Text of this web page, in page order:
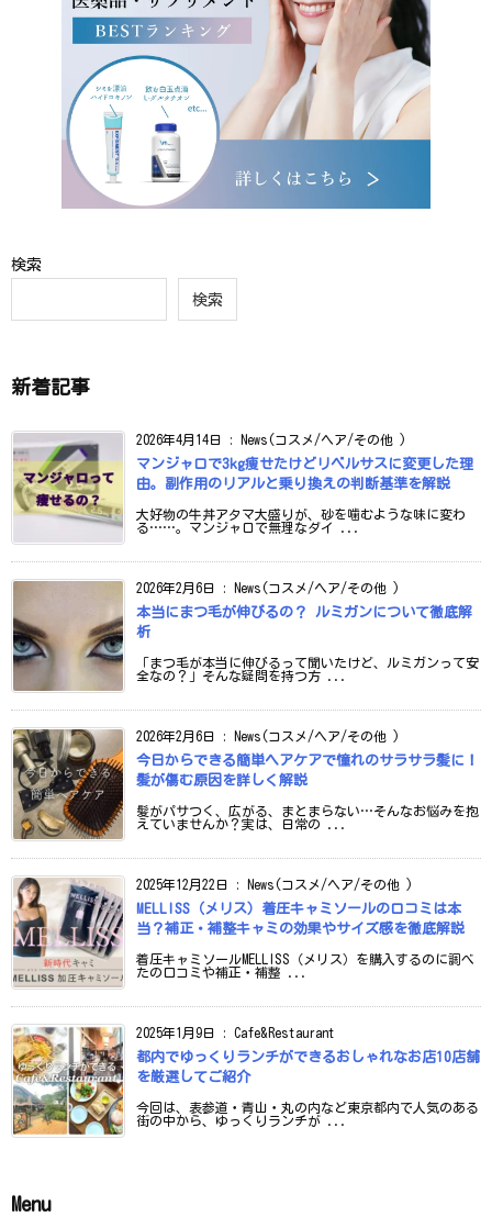
検索
検索
新着記事
2026年4月14日 : News(コスメ/ヘア/その他 )
マンジャロで3kg痩せたけどリベルサスに変更した理
由。副作用のリアルと乗り換えの判断基準を解説
大好物の牛丼アタマ大盛りが、砂を噛むような味に変わ
る……。マンジャロで無理なダイ ...
2026年2月6日 : News(コスメ/ヘア/その他 )
本当にまつ毛が伸びるの？ ルミガンについて徹底解
析
「まつ毛が本当に伸びるって聞いたけど、ルミガンって安
全なの？」そんな疑問を持つ方 ...
2026年2月6日 : News(コスメ/ヘア/その他 )
今日からできる簡単ヘアケアで憧れのサラサラ髪に！
髪が傷む原因を詳しく解説
髪がパサつく、広がる、まとまらない…そんなお悩みを抱
えていませんか？実は、日常の ...
2025年12月22日 : News(コスメ/ヘア/その他 )
MELLISS（メリス）着圧キャミソールの口コミは本
当？補正・補整キャミの効果やサイズ感を徹底解説
着圧キャミソールMELLISS（メリス）を購入するのに調べ
たの口コミや補正・補整 ...
2025年1月9日 : Cafe&Restaurant
都内でゆっくりランチができるおしゃれなお店10店舗
を厳選してご紹介
今回は、表参道・青山・丸の内など東京都内で人気のある
街の中から、ゆっくりランチが ...
Menu